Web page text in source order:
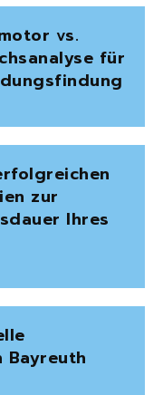
vs.
für
zur
Ihres
Bayreuth